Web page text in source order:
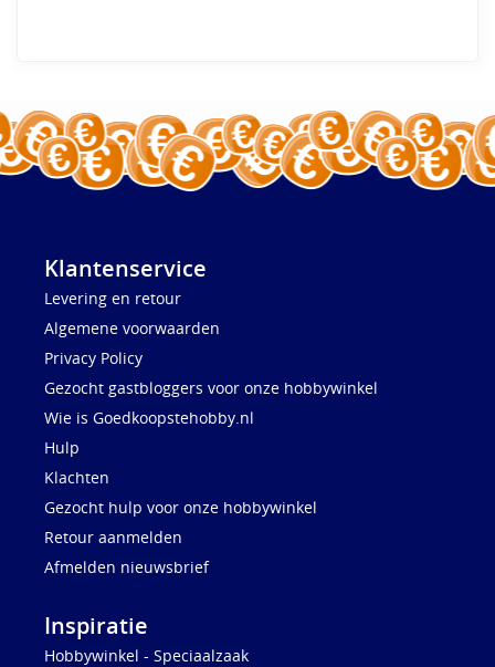
Klantenservice
Levering en retour
Algemene voorwaarden
Privacy Policy
Gezocht gastbloggers voor onze hobbywinkel
Wie is Goedkoopstehobby.nl
Hulp
Klachten
Gezocht hulp voor onze hobbywinkel
Retour aanmelden
Afmelden nieuwsbrief
Inspiratie
Hobbywinkel - Speciaalzaak